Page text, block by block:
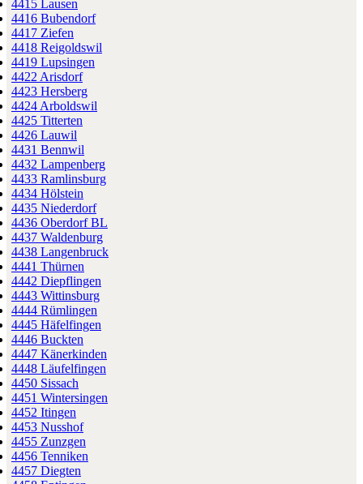
4415 Lausen
4416 Bubendorf
4417 Ziefen
4418 Reigoldswil
4419 Lupsingen
4422 Arisdorf
4423 Hersberg
4424 Arboldswil
4425 Titterten
4426 Lauwil
4431 Bennwil
4432 Lampenberg
4433 Ramlinsburg
4434 Hölstein
4435 Niederdorf
4436 Oberdorf BL
4437 Waldenburg
4438 Langenbruck
4441 Thürnen
4442 Diepflingen
4443 Wittinsburg
4444 Rümlingen
4445 Häfelfingen
4446 Buckten
4447 Känerkinden
4448 Läufelfingen
4450 Sissach
4451 Wintersingen
4452 Itingen
4453 Nusshof
4455 Zunzgen
4456 Tenniken
4457 Diegten